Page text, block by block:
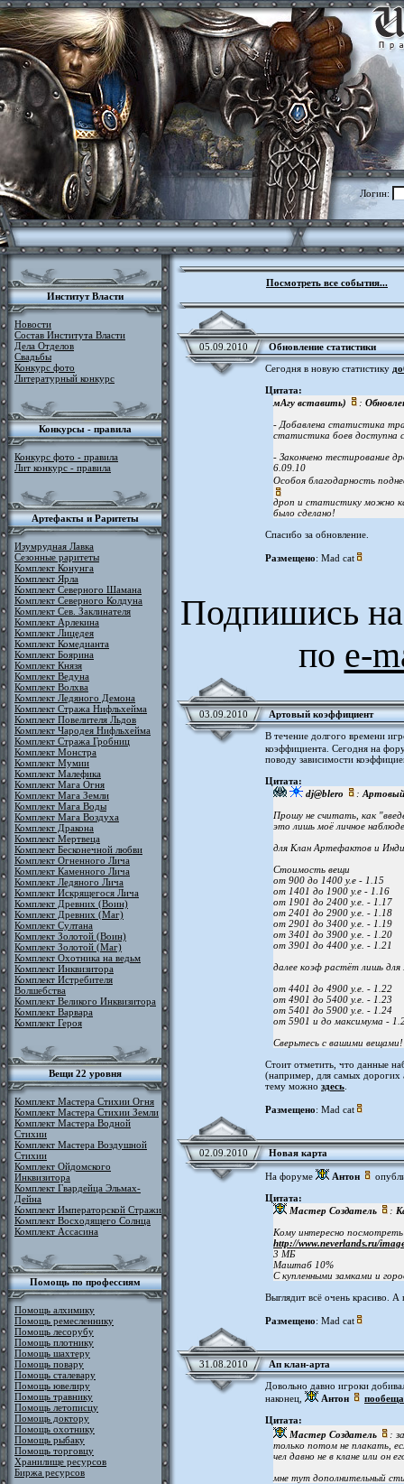
Логин:
Институт Власти
Новости
Состав Института Власти
Дела Отделов
Свадьбы
Конкурс фото
Литературный конкурс
Конкурсы - правила
Конкурс фото - правила
Лит конкурс - правила
Артефакты и Раритеты
Изумрудная Лавка
Сезонные раритеты
Комплект Конунга
Комплект Ярла
Комплект Северного Шамана
Комплект Северного Колдуна
Комплект Сев. Заклинателя
Комплект Арлекина
Комплект Лицедея
Комплект Комедианта
Комплект Боярина
Комплект Князя
Комплект Ведуна
Комплект Волхва
Комплект Ледяного Демона
Комплект Стража Нифльхейма
Комплект Повелителя Льдов
Комплект Чародея Нифльхейма
Комплект Стража Гробниц
Комплект Монстра
Комплект Мумии
Комплект Малефика
Комплект Мага Огня
Комплект Мага Земли
Комплект Мага Воды
Комплект Мага Воздуха
Комплект Дракона
Комплект Мертвеца
Комплект Бесконечной любви
Комплект Огненного Лича
Комплект Каменного Лича
Комплект Ледяного Лича
Комплект Искрящегося Лича
Комплект Древних (Воин)
Комплект Древних (Маг)
Комплект Султана
Комплект Золотой (Воин)
Комплект Золотой (Маг)
Комплект Охотника на ведьм
Комплект Инквизитора
Комплект Истребителя
Волшебства
Комплект Великого Инквизитора
Комплект Варвара
Комплект Героя
Вещи 22 уровня
Комплект Мастера Стихии Огня
Комплект Мастера Стихии Земли
Комплект Мастера Водной
Стихии
Комплект Мастера Воздушной
Стихии
Комплект Ойдомского
Инквизитора
Комплект Гвардейца Эльмах-
Дейна
Комплект Императорской Стражи
Комплект Восходящего Солнца
Комплект Ассасина
Помощь по профессиям
Помощь алхимику
Помощь ремесленнику
Помощь лесорубу
Помощь плотнику
Помощь шахтеру
Помощь повару
Помощь сталевару
Помощь ювелиру
Помощь травнику
Помощь летописцу
Помощь доктору
Помощь охотнику
Помощь рыбаку
Помощь торговцу
Хранилище ресурсов
Биржа ресурсов
Посмотреть все события...
05.09.2010
Обновление статистики
Сегодня в новую статистику
Цитата:
мАгу вставить)
:
- Добавлена статистика
статистика боев доступна
- Закончено тестирование
6.09.10
Особоя благодарность
дроп и статистику можно
было сделано!
Спасибо за обновление.
Размещено: Mad cat
Подпишись
по e-
03.09.2010
Артовый коэффициент
В течение долгого времени
коэффициента. Сегодня на
поводу зависимости
Цитата:
dj@blero
:
Прошу не считать, как
это лишь моё личное
для Клан Артефактов и
Стоимость вещи
от 900 до 1400 у.е - 1.15
от 1401 до 1900 у.е - 1.16
от 1901 до 2400 у.е. - 1.17
от 2401 до 2900 у.е. - 1.18
от 2901 до 3400 у.е. - 1.19
от 3401 до 3900 у.е. - 1.20
от 3901 до 4400 у.е. - 1.21
далее коэф растёт лишь
от 4401 до 4900 у.е. - 1.22
от 4901 до 5400 у.е. - 1.23
от 5401 до 5900 у.е. - 1.24
от 5901 и до максимума -
Сверьтесь с вашими
Стоит отметить, что данные
(например, для самых дорогих
тему можно здесь
Размещено: Mad cat
02.09.2010 Новая карта
На форуме Антон
Цитата:
Мастер Создатель
:
Кому интересно посмотреть
http://www.neverlands.ru/
3 МБ
Маштаб 10%
С купленными замками и
Выглядит всё очень красиво.
Размещено: Mad cat
31.08.2010
Ап клан-арта
Довольно давно игроки
наконец,
Антон
Цитата:
Мастер Создатель
:
только потом не плакать,
чел давно не в клане или он
мне тут дополнительный